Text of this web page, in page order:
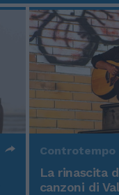
Controtempo
La rinascita
canzoni di